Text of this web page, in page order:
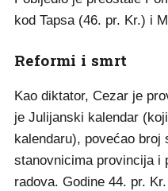
kod Tapsa (46. pr. Kr.) i
Reformi i smrt
Kao diktator, Cezar je
je Julijanski kalendar
kalendaru), povećao broj
stanovnicima provincija i
radova. Godine 44. pr.